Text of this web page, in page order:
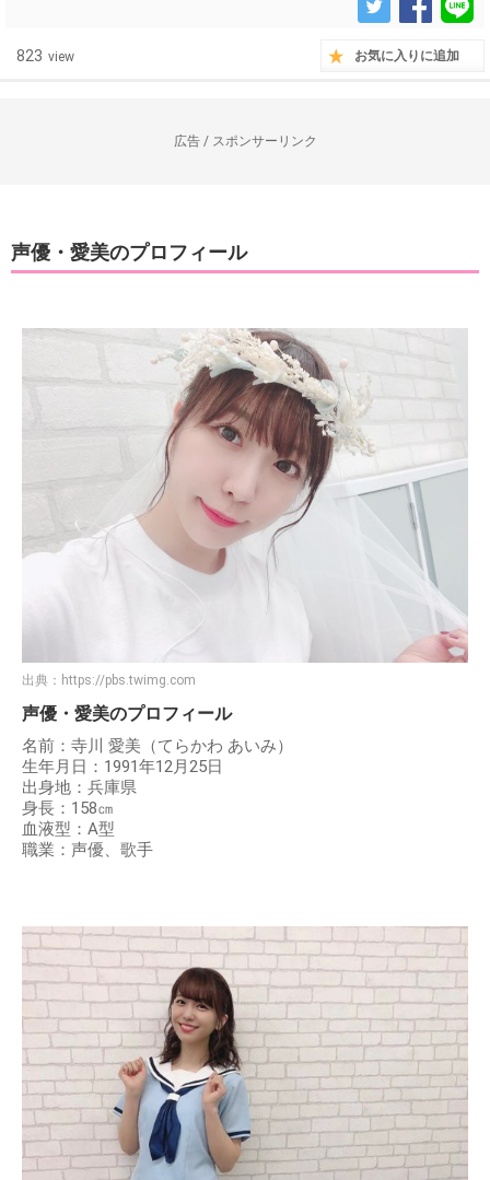
823 view お気に入りに追加
広告 / スポンサーリンク
声優・愛美のプロフィール
出典： https://pbs.twimg.com
声優・愛美のプロフィール
名前：寺川 愛美（てらかわ あいみ）
生年月日：1991年12月25日
出身地：兵庫県
身長：158㎝
血液型：A型
職業：声優、歌手